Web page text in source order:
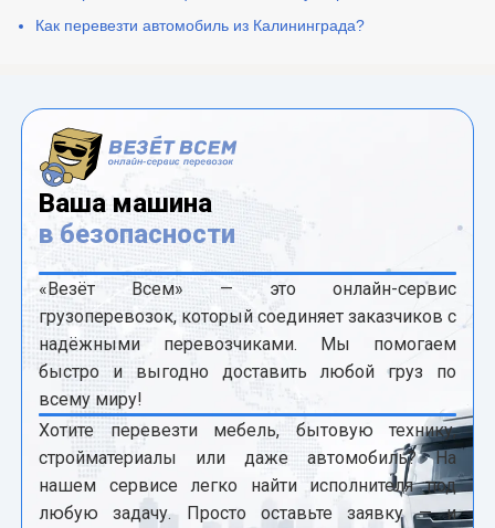
Как перевезти автомобиль из Калининграда?
Ваша машина
в безопасности
«Везёт Всем» — это онлайн-сервис
грузоперевозок, который соединяет заказчиков с
надёжными перевозчиками. Мы помогаем
быстро и выгодно доставить любой груз по
всему миру!
Хотите перевезти мебель, бытовую технику,
стройматериалы или даже автомобиль? На
нашем сервисе легко найти исполнителя под
любую задачу. Просто оставьте заявку — и